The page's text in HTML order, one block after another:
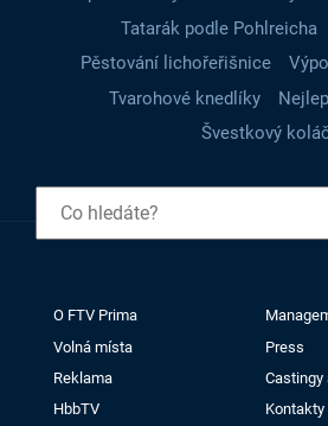
Tatarák podle Pohlreicha
Pěstování lichořeřišnice
Tvarohové knedlíky
Švestkový
O FTV Prima
Volná místa
Press
Reklama
Castingy
HbbTV
Kontakty